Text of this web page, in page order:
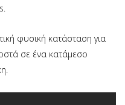
φυσική κατάσταση για
σε ένα κατάμεσο